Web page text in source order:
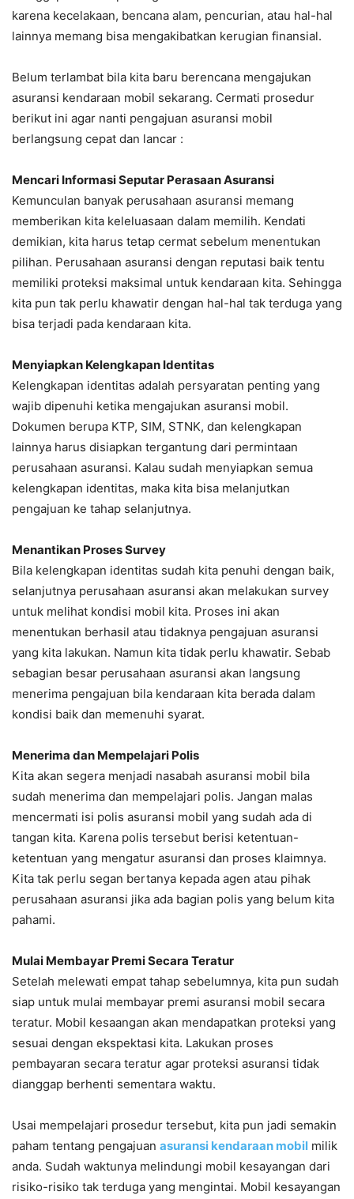
karena kecelakaan, bencana alam, pencurian, atau hal-hal
lainnya memang bisa mengakibatkan kerugian finansial.
Belum terlambat bila kita baru berencana mengajukan
asuransi kendaraan mobil sekarang. Cermati prosedur
berikut ini agar nanti pengajuan asuransi mobil
berlangsung cepat dan lancar :
Mencari Informasi Seputar Perasaan Asuransi
Kemunculan banyak perusahaan asuransi memang
memberikan kita keleluasaan dalam memilih. Kendati
demikian, kita harus tetap cermat sebelum menentukan
pilihan. Perusahaan asuransi dengan reputasi baik tentu
memiliki proteksi maksimal untuk kendaraan kita. Sehingga
kita pun tak perlu khawatir dengan hal-hal tak terduga yang
bisa terjadi pada kendaraan kita.
Menyiapkan Kelengkapan Identitas
Kelengkapan identitas adalah persyaratan penting yang
wajib dipenuhi ketika mengajukan asuransi mobil.
Dokumen berupa KTP, SIM, STNK, dan kelengkapan
lainnya harus disiapkan tergantung dari permintaan
perusahaan asuransi. Kalau sudah menyiapkan semua
kelengkapan identitas, maka kita bisa melanjutkan
pengajuan ke tahap selanjutnya.
Menantikan Proses Survey
Bila kelengkapan identitas sudah kita penuhi dengan baik,
selanjutnya perusahaan asuransi akan melakukan survey
untuk melihat kondisi mobil kita. Proses ini akan
menentukan berhasil atau tidaknya pengajuan asuransi
yang kita lakukan. Namun kita tidak perlu khawatir. Sebab
sebagian besar perusahaan asuransi akan langsung
menerima pengajuan bila kendaraan kita berada dalam
kondisi baik dan memenuhi syarat.
Menerima dan Mempelajari Polis
Kita akan segera menjadi nasabah asuransi mobil bila
sudah menerima dan mempelajari polis. Jangan malas
mencermati isi polis asuransi mobil yang sudah ada di
tangan kita. Karena polis tersebut berisi ketentuan-
ketentuan yang mengatur asuransi dan proses klaimnya.
Kita tak perlu segan bertanya kepada agen atau pihak
perusahaan asuransi jika ada bagian polis yang belum kita
pahami.
Mulai Membayar Premi Secara Teratur
Setelah melewati empat tahap sebelumnya, kita pun sudah
siap untuk mulai membayar premi asuransi mobil secara
teratur. Mobil kesaangan akan mendapatkan proteksi yang
sesuai dengan ekspektasi kita. Lakukan proses
pembayaran secara teratur agar proteksi asuransi tidak
dianggap berhenti sementara waktu.
Usai mempelajari prosedur tersebut, kita pun jadi semakin
paham tentang pengajuan asuransi kendaraan mobil milik
anda. Sudah waktunya melindungi mobil kesayangan dari
risiko-risiko tak terduga yang mengintai. Mobil kesayangan